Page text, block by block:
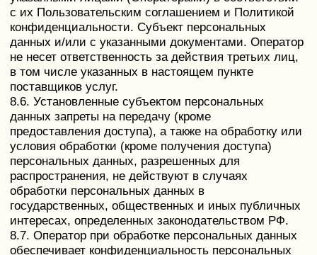
ДОКУМЕНТЫ
Политика конфиденциальности